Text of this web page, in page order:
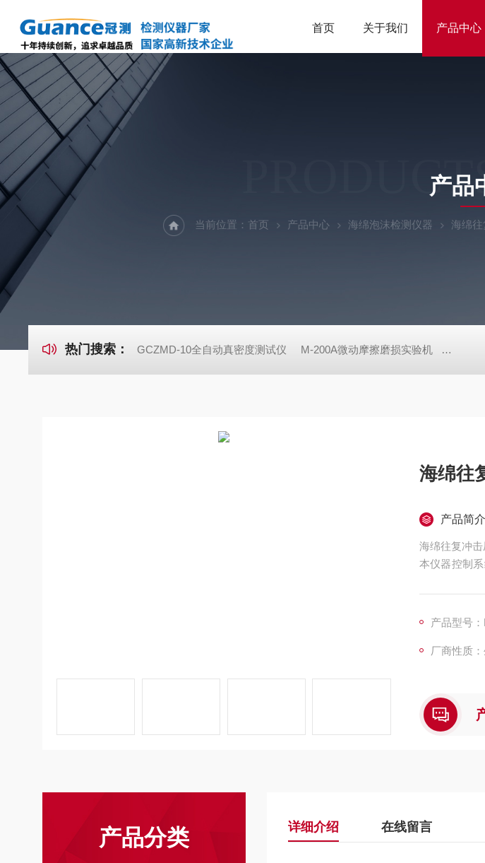
首页 关于我们 产品中心
产品
当前位置： 首页 产品中心 海绵泡沫检测仪器 海绵
热门搜索： GCZMD-10全自动真密度测试仪 M-200A微动摩擦磨损实验机
海绵往
产品简介
海绵往复冲
本仪器控制
荷范围内，
产品型号
厂商性质
产品分类 详细介绍 在线留言